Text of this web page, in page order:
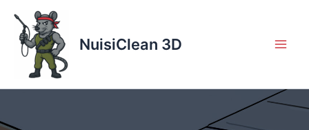
contenu
NuisiClean 3D